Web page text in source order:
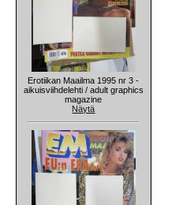
Erotiikan Maailma 1995 nr 3 -
aikuisviihdelehti / adult graphics
magazine
Näytä